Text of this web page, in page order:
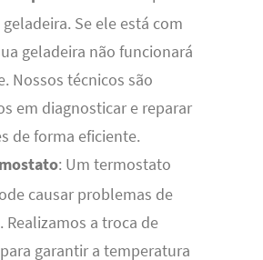
Se ele está com
geladeira não funcionará
Nossos técnicos são
em diagnosticar e reparar
de forma eficiente.
: Um termostato
causar problemas de
Realizamos a troca de
garantir a temperatura